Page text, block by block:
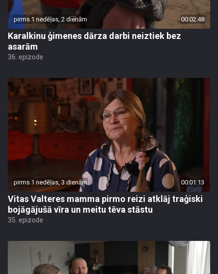
pirms 1 nedēļas, 2 dienām 00:02:48
Karalkinu ģimenes dārza darbi neiztiek bez
asarām
36. epizode
pirms 1 nedēļas, 3 dienām 00:01:13
Vitas Valteres mamma pirmo reizi atklāj traģiski
bojāgājušā vīra un meitu tēva stāstu
35. epizode